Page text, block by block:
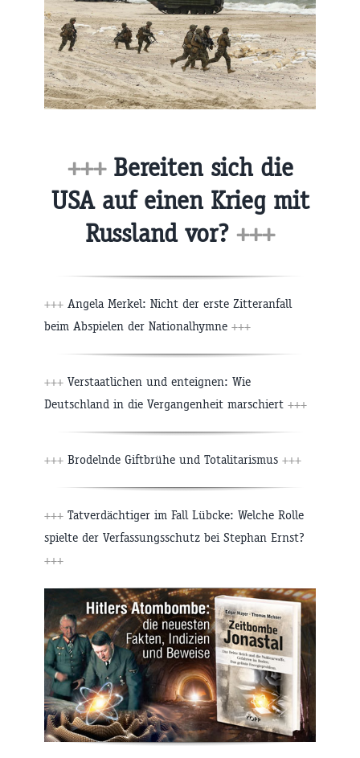
+++Bereiten sich die
USA auf einen Krieg mit
Russland vor? +++
+++ Angela Merkel: Nicht der erste Zitteranfall
beim Abspielen der Nationalhymne +++
+++ Verstaatlichen und enteignen: Wie
Deutschland in die Vergangenheit marschiert +++
+++ Brodelnde Giftbrühe und Totalitarismus +++
+++ Tatverdächtiger im Fall Lübcke: Welche Rolle
spielte der Verfassungsschutz bei Stephan Ernst?
+++